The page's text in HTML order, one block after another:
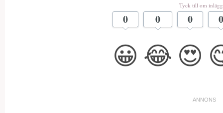
Tyck till om
0
😀
0
😂
0
😍
0